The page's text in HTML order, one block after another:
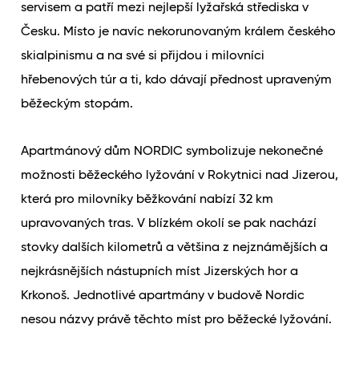
servisem a patří mezi nejlepší lyžařská střediska v
Česku. Místo je navíc nekorunovaným králem českého
skialpinismu a na své si přijdou i milovníci
hřebenových túr a ti, kdo dávají přednost upraveným
běžeckým stopám.
Apartmánový dům NORDIC symbolizuje nekonečné
možnosti běžeckého lyžování v Rokytnici nad Jizerou,
která pro milovníky běžkování nabízí 32 km
upravovaných tras. V blízkém okolí se pak nachází
stovky dalších kilometrů a většina z nejznámějších a
nejkrásnějších nástupních míst Jizerských hor a
Krkonoš. Jednotlivé apartmány v budově Nordic
nesou názvy právě těchto míst pro běžecké lyžování.